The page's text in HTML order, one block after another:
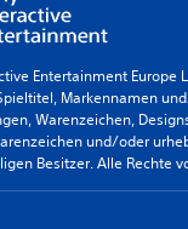
Entertainment Europe
Markennamen
Warenzeichen,
und/oder
Besitzer. Alle Rechte